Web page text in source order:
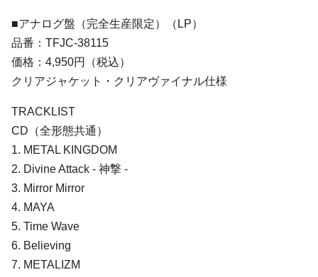
■アナログ盤（完全生産限定）（LP）
品番：TFJC-38115
価格：4,950円（税込）
クリアジャケット・クリアヴァイナル仕様
TRACKLIST
CD（全形態共通）
1. METAL KINGDOM
2. Divine Attack - 神撃 -
3. Mirror Mirror
4. MAYA
5. Time Wave
6. Believing
7. METALIZM